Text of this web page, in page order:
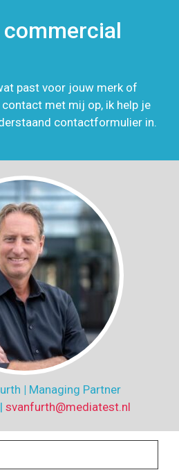
past voor jouw merk of
met mij op, ik help je
contactformulier in.
| Managing Partner
svanfurth@mediatest.nl